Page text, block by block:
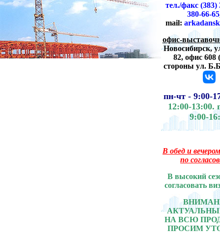
тел./факс (383)
380-66-65
mail:
офис-
Новосибирск,
82, офис 608 (
стороны ул.
пн-чт - 9:00-
12:00-13:00.
9:00-
В обед и
по
В высокий
согласовать
НА ВСЮ
ПРОСИМ